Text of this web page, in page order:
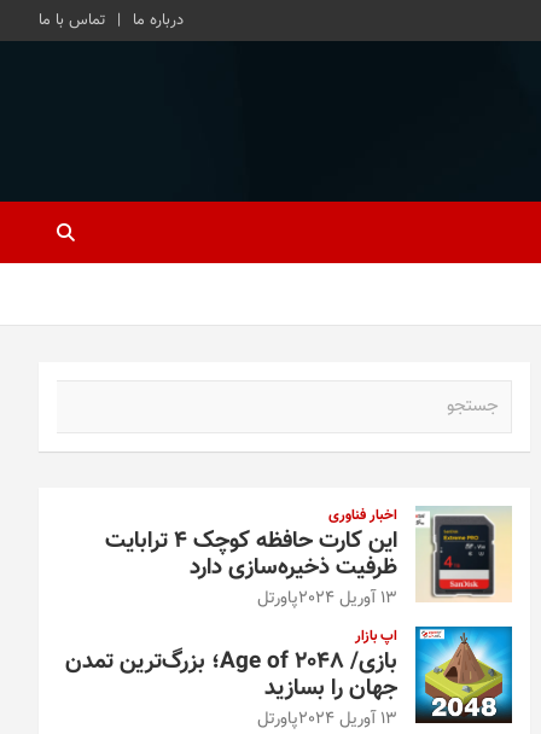
درباره ما تماس با ما
اخبار فناوری
این کارت حافظه کوچک ۴ ترابایت
ظرفیت ذخیره‌سازی دارد
13 آوریل 2024 پاورتل
اپ بازار
بازی/ Age of 2048؛ بزرگ‌ترین تمدن
جهان را بسازید
13 آوریل 2024 پاورتل